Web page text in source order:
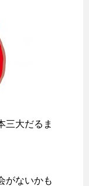
三大だるま
がないかも